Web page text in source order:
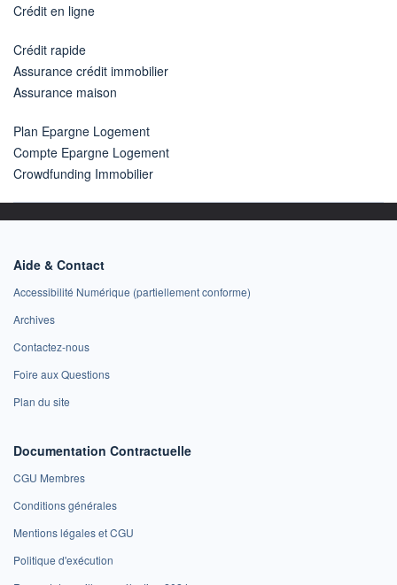
Crédit en ligne
Crédit rapide
Assurance crédit immobilier
Assurance maison
Plan Epargne Logement
Compte Epargne Logement
Crowdfunding Immobilier
Aide & Contact
Accessibilité Numérique (partiellement conforme)
Archives
Contactez-nous
Foire aux Questions
Plan du site
Documentation Contractuelle
CGU Membres
Conditions générales
Mentions légales et CGU
Politique d'exécution